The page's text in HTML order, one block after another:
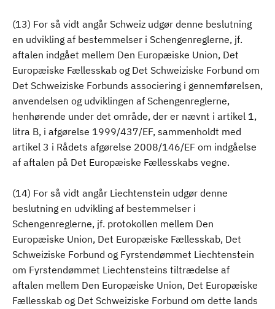
(13) For så vidt angår Schweiz udgør denne beslutning
en udvikling af bestemmelser i Schengenreglerne, jf.
aftalen indgået mellem Den Europæiske Union, Det
Europæiske Fællesskab og Det Schweiziske Forbund om
Det Schweiziske Forbunds associering i gennemførelsen,
anvendelsen og udviklingen af Schengenreglerne,
henhørende under det område, der er nævnt i artikel 1,
litra B, i afgørelse 1999/437/EF, sammenholdt med
artikel 3 i Rådets afgørelse 2008/146/EF om indgåelse
af aftalen på Det Europæiske Fællesskabs vegne.
(14) For så vidt angår Liechtenstein udgør denne
beslutning en udvikling af bestemmelser i
Schengenreglerne, jf. protokollen mellem Den
Europæiske Union, Det Europæiske Fællesskab, Det
Schweiziske Forbund og Fyrstendømmet Liechtenstein
om Fyrstendømmet Liechtensteins tiltrædelse af
aftalen mellem Den Europæiske Union, Det Europæiske
Fællesskab og Det Schweiziske Forbund om dette lands